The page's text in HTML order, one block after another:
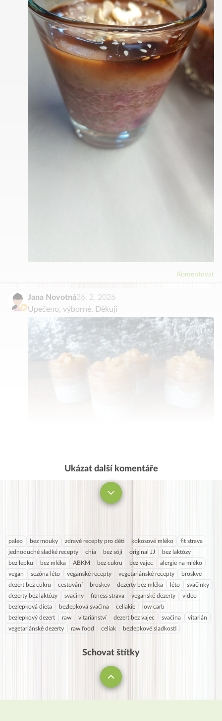
Komentovat
Jana Novotná26. 2. 2026
Upečeno, výborné. Děkuji
Ukázat další komentáře
paleo bez mouky zdravé recepty pro děti kokosové mléko
fit strava
jednoduché sladké recepty
chia bez sóji original JJ
bez laktózy
bez lepku
bez mléka ABKM bez cukru bez vajec
alergie na mléko
vegan
sezóna léto veganské recepty vegetariánské recepty
broskve
dezert bez cukru
cestování broskev dezerty bez mléka léto
svačinky
dezerty bez laktózy
svačiny fitness strava veganské dezerty
video
bezlepková dieta
bezlepková svačina celiakie
low carb
bezlepkový dezert
raw vitariánství dezert bez vajec svačina
vitarián
vegetariánské dezerty
raw food celiak bezlepkové sladkosti
Schovat štítky